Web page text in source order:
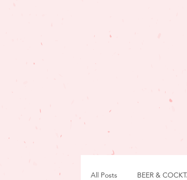
All Posts BEER &